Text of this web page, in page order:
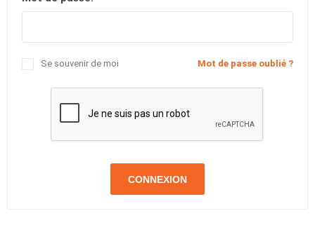
Mot de passe oublié ?
Se souvenir de moi
CONNEXION